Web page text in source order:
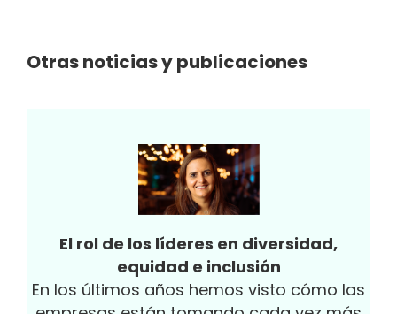
Otras noticias y publicaciones
El rol de los líderes en diversidad,
equidad e inclusión
En los últimos años hemos visto cómo las